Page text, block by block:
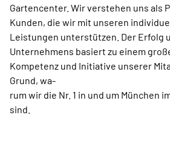
Gartencenter. Wir verstehen uns als
Kunden, die wir mit unseren
Leistungen unterstützen. Der Erfolg
Unternehmens basiert zu einem
Kompetenz und Initiative unserer
Grund, wa-
rum wir die Nr. 1 in und um München
sind.